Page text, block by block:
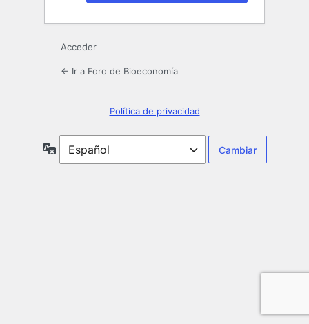
Acceder
← Ir a Foro de Bioeconomía
Política de privacidad
Idioma